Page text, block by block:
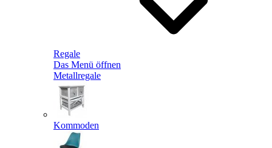
Regale
Das Menü öffnen
Metallregale
Kommoden